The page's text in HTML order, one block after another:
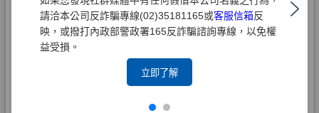
請洽本公司反詐騙專線(02)35181165或客服信箱反
映，或撥打內政部警政署165反詐騙諮詢專線，以免權
益受損。
立即了解